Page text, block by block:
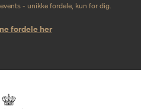
- unikke fordele, kun for dig.
fordele her